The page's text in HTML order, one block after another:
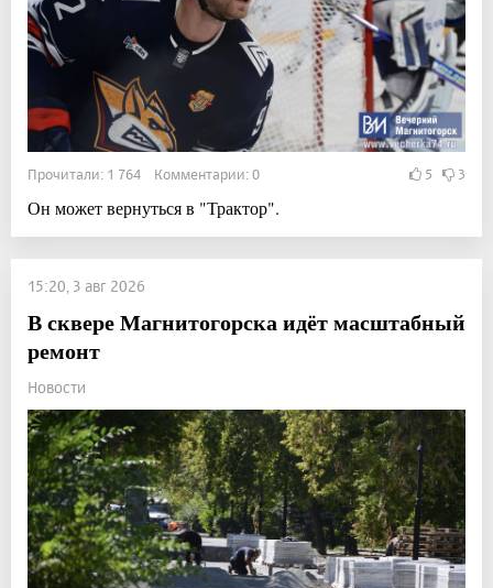
Прочитали: 1 764 Комментарии: 0 5 3
Он может вернуться в "Трактор".
15:20, 3 авг 2026
В сквере Магнитогорска идёт масштабный
ремонт
Новости